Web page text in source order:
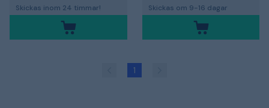
Skickas inom 24 timmar! Skickas om 9-16 dagar
1